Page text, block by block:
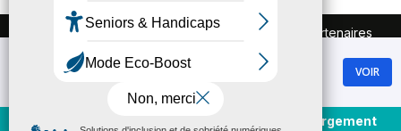
Achat et rechargement
Recrutement Marchés publics
Partenaires
Mentions légales
Politique de confidentialité
Conditions Générales de Vente
Gestion des cookies
Chamrousse
GRATUIT - Sur Google Play VOIR